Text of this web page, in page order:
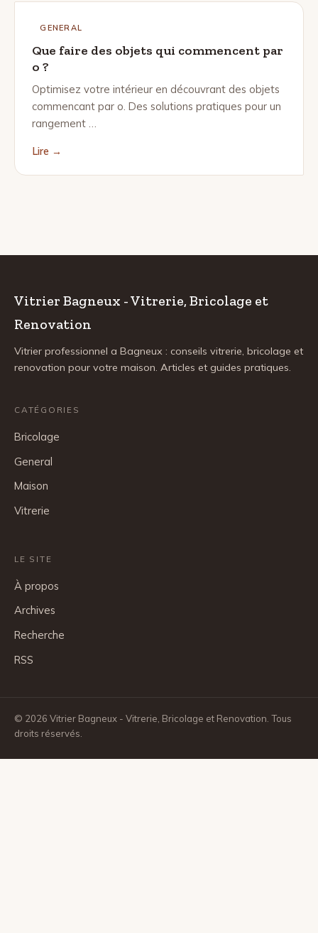
GENERAL
Que faire des objets qui commencent par
o ?
Optimisez votre intérieur en découvrant des objets
commencant par o. Des solutions pratiques pour un
rangement …
Lire →
Vitrier Bagneux - Vitrerie, Bricolage et
Renovation
Vitrier professionnel a Bagneux : conseils vitrerie, bricolage et
renovation pour votre maison. Articles et guides pratiques.
CATÉGORIES
Bricolage
General
Maison
Vitrerie
LE SITE
À propos
Archives
Recherche
RSS
© 2026 Vitrier Bagneux - Vitrerie, Bricolage et Renovation. Tous
droits réservés.